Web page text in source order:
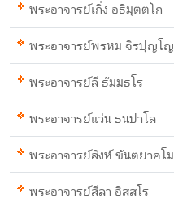
พระอาจารย์เกิ่ง อธิมุตตโก
พระอาจารย์พรหม จิรปุญโญ
พระอาจารย์ลี ธัมมธโร
พระอาจารย์แว่น ธนปาโล
พระอาจารย์สิงห์ ขันตยาคโม
พระอาจารย์สีลา อิสสโร